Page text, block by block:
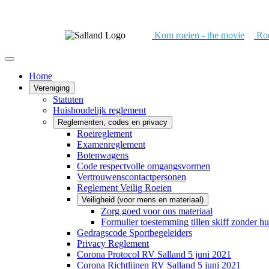
Kom roeien - the movie
Home
Vereniging
Statuten
Huishoudelijk reglement
Reglementen, codes en privacy
Roeireglement
Examenreglement
Botenwagens
Code respectvolle omgangsvormen
Vertrouwenscontactpersonen
Reglement Veilig Roeien
Veiligheid (voor mens en materiaal)
Zorg goed voor ons materiaal
Formulier toestemming tillen skiff zonder
Gedragscode Sportbegeleiders
Privacy Reglement
Corona Protocol RV Salland 5 juni 2021
Corona Richtlijnen RV Salland 5 juni 2021